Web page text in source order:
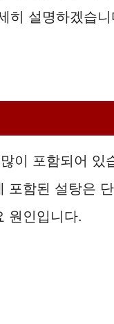
히 설명하겠습니
이 포함되어 있
포함된 설탕은
원인입니다.